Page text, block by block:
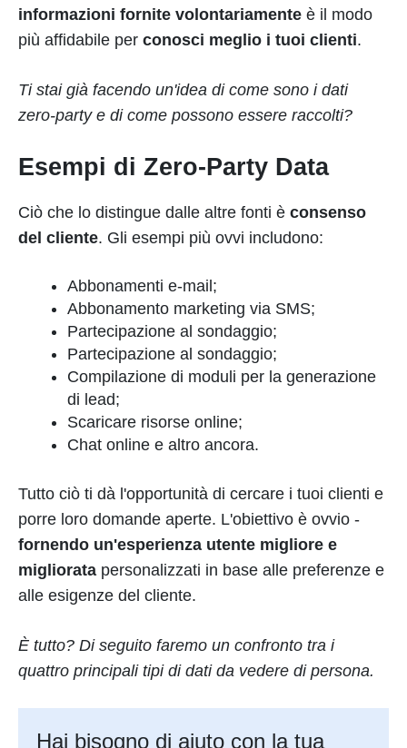
informazioni fornite volontariamente è il modo
più affidabile per conosci meglio i tuoi clienti.
Ti stai già facendo un'idea di come sono i dati
zero-party e di come possono essere raccolti?
Esempi di Zero-Party Data
Ciò che lo distingue dalle altre fonti è consenso
del cliente. Gli esempi più ovvi includono:
Abbonamenti e-mail;
Abbonamento marketing via SMS;
Partecipazione al sondaggio;
Partecipazione al sondaggio;
Compilazione di moduli per la generazione
di lead;
Scaricare risorse online;
Chat online e altro ancora.
Tutto ciò ti dà l'opportunità di cercare i tuoi clienti e
porre loro domande aperte. L'obiettivo è ovvio -
fornendo un'esperienza utente migliore e
migliorata personalizzati in base alle preferenze e
alle esigenze del cliente.
È tutto? Di seguito faremo un confronto tra i
quattro principali tipi di dati da vedere di persona.
Hai bisogno di aiuto con la tua